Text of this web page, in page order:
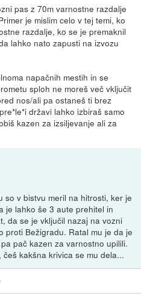
pas z 70m varnostne razdalje
je mislim celo v tej temi, ko
razdalje, ko se je premaknil
lahko nato zapusti na izvozu
napačnih mestih in se
sploh ne moreš več vključit
nos/ali pa ostaneš ti brez
državi lahko izbiraš samo
kazen za izsiljevanje ali za
so v bistvu meril na hitrosti, ker je
je lahko še 3 aute prehitel in
da se je vključil nazaj na vozni
proti Bežigradu. Ratal mu je da je
pač kazen za varnostno upilili.
kakšna krivica se mu dela...